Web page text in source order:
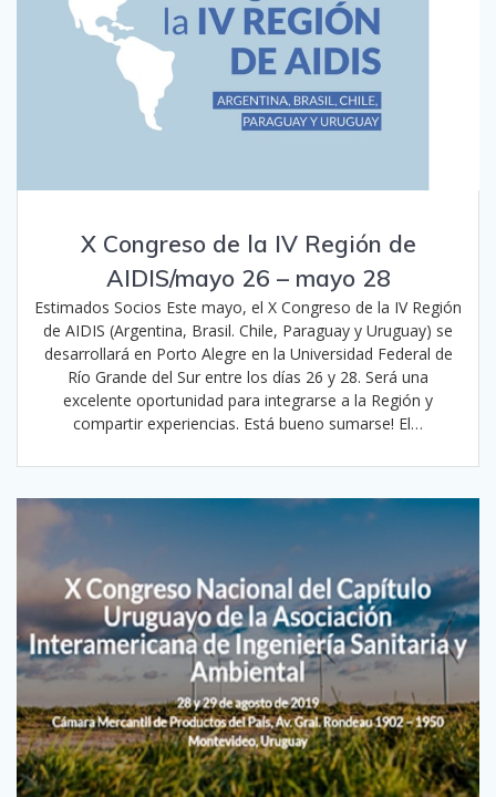
X Congreso de la IV Región de
AIDIS/mayo 26 – mayo 28
Estimados Socios Este mayo, el X Congreso de la IV Región
de AIDIS (Argentina, Brasil. Chile, Paraguay y Uruguay) se
desarrollará en Porto Alegre en la Universidad Federal de
Río Grande del Sur entre los días 26 y 28. Será una
excelente oportunidad para integrarse a la Región y
compartir experiencias. Está bueno sumarse! El…